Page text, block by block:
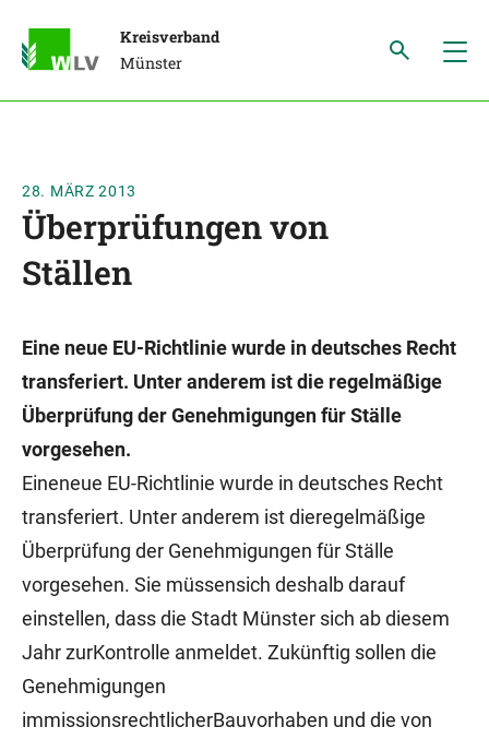
Kreisverband
Münster
28. MÄRZ 2013
Überprüfungen von
Ställen
Eine neue EU-Richtlinie wurde in deutsches Recht
transferiert. Unter anderem ist die regelmäßige
Überprüfung der Genehmigungen für Ställe
vorgesehen.
Eineneue EU-Richtlinie wurde in deutsches Recht
transferiert. Unter anderem ist dieregelmäßige
Überprüfung der Genehmigungen für Ställe
vorgesehen. Sie müssensich deshalb darauf
einstellen, dass die Stadt Münster sich ab diesem
Jahr zurKontrolle anmeldet. Zukünftig sollen die
Genehmigungen
immissionsrechtlicherBauvorhaben und die von